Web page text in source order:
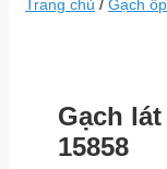
Trang chủ / Gạch
Gạch
15858